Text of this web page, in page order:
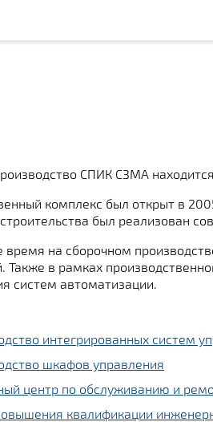
СПИК СЗМА
комплекс был открыт в
был реализован
время на сборочном
Также в рамках
систем автоматизации.
интегрированных систем
шкафов управления
центр по обслуживанию и
квалификации